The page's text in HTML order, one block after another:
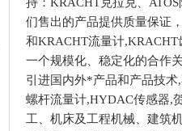
们售出的产品提供质量保证
和KRACHT流量计,KRACHT
一个规模化、稳定化的合作
引进国内外*产品和产品技术
螺杆流量计,HYDAC传感器,
工、机床及工程机械、建筑